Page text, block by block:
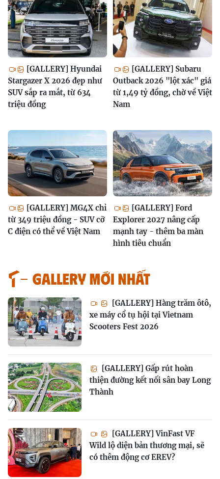
[GALLERY] Hyundai
Stargazer X 2026 đẹp như
SUV sắp ra mắt, từ 634
triệu đồng
[GALLERY] Subaru
Outback 2026 "lột xác" giá
từ 1,49 tỷ đồng, chờ về Việt
Nam
[GALLERY] MG4X chỉ
từ 349 triệu đồng - SUV cỡ
C điện có thể về Việt Nam
[GALLERY] Ford
Explorer 2027 nâng cấp
mạnh tay - thêm ba màn
hình tiêu chuẩn
GALLERY MỚI NHẤT
[GALLERY] Hàng trăm ôtô,
xe máy cổ tụ hội tại Vietnam
Scooters Fest 2026
[GALLERY] Gấp rút hoàn
thiện đường kết nối sân bay Long
Thành
[GALLERY] VinFast VF
Wild lộ diện bản thương mại, sẽ
có thêm động cơ EREV?